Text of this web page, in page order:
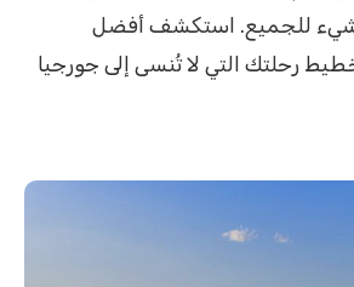
شيء للجميع. استكشف أفضل
رحلتك التي لا تُنسى إلى جورجيا